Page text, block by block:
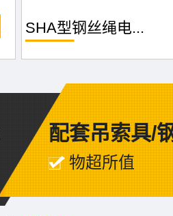
SHA型钢丝绳电...
配套吊索具/
物超所值